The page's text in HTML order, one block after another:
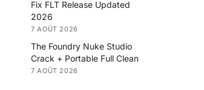
Fix FLT Release Updated
2026
7 AOÛT 2026
The Foundry Nuke Studio
Crack + Portable Full Clean
7 AOÛT 2026